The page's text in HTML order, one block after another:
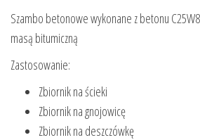
Szambo betonowe wykonane z betonu
masą bitumiczną
Zastosowanie:
Zbiornik na ścieki
Zbiornik na gnojowicę
Zbiornik na deszczówkę